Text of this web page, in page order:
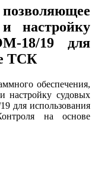
и настройку
18/19 для
ТСК
обеспечения,
настройку судовых
для использования
на основе